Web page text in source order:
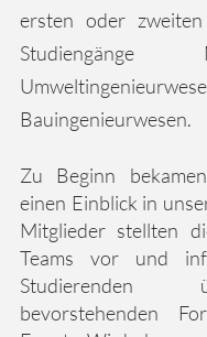
ersten oder
Studiengänge
Bauingenieurwesen.
Zu Beginn
einen Einblick in
Mitglieder stellten
Teams vor und
bevorstehenden